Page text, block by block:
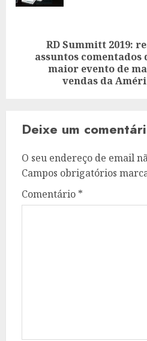
Artigo
seguinte:
RD Summitt 2019:
assuntos comentados
maior evento de
vendas da
Deixe um
O seu endereço de email
Campos obrigatórios
Comentário *